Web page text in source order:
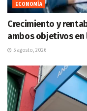
ECONOMÍA
Crecimiento y
ambos objetivos en
5 agosto, 2026